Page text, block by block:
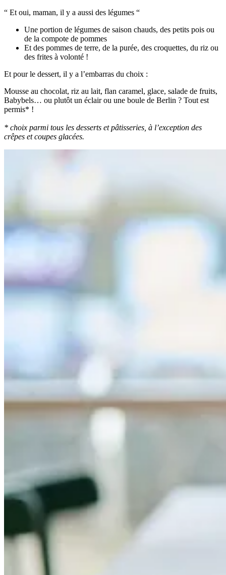
“ Et oui, maman, il y a aussi des légumes “
Une portion de légumes de saison chauds, des petits pois ou
de la compote de pommes
Et des pommes de terre, de la purée, des croquettes, du riz ou
des frites à volonté !
Et pour le dessert, il y a l’embarras du choix :
Mousse au chocolat, riz au lait, flan caramel, glace, salade de fruits,
Babybels… ou plutôt un éclair ou une boule de Berlin ? Tout est
permis* !
* choix parmi tous les desserts et pâtisseries, à l’exception des
crêpes et coupes glacées.